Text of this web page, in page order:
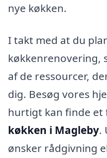
nye køkken.
I takt med at du
køkkenrenovering,
af de ressourcer,
dig. Besøg vores
hurtigt kan finde et
køkken i Magleby.
ønsker rådgivning